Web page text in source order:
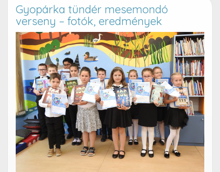
Gyopárka tündér mesemondó
verseny – fotók, eredmények